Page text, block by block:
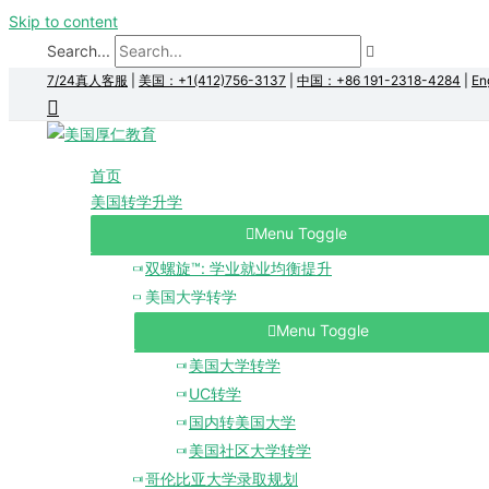
Skip to content
Search...
7/24真人客服 美国：+1(412)756-3137 中国：+86 191-2318-4284
首页
美国转学升学
Menu Toggle
双螺旋™: 学业就业均衡提升
美国大学转学
Menu Toggle
美国大学转学
UC转学
国内转美国大学
美国社区大学转学
哥伦比亚大学录取规划